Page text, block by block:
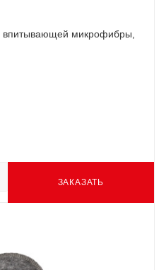
впитывающей микрофибры,
ЗАКАЗАТЬ